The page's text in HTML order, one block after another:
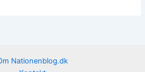
Nationenblog.dk